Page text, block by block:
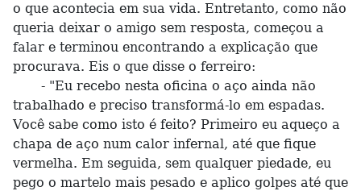
o que acontecia em sua vida. Entretanto, como não
queria deixar o amigo sem resposta, começou a
falar e terminou encontrando a explicação que
procurava. Eis o que disse o ferreiro:
- "Eu recebo nesta oficina o aço ainda não
trabalhado e preciso transformá-lo em espadas.
Você sabe como isto é feito? Primeiro eu aqueço a
chapa de aço num calor infernal, até que fique
vermelha. Em seguida, sem qualquer piedade, eu
pego o martelo mais pesado e aplico golpes até que